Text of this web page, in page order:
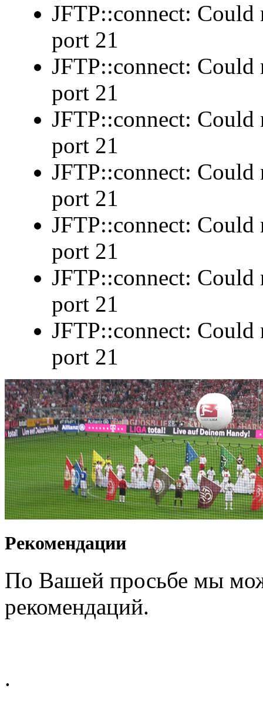
JFTP::connect:
port 21
JFTP::connect:
port 21
JFTP::connect:
port 21
JFTP::connect:
port 21
JFTP::connect:
port 21
JFTP::connect:
port 21
JFTP::connect:
port 21
Рекомендации
По Вашей просьбе мы
рекомендаций.
.